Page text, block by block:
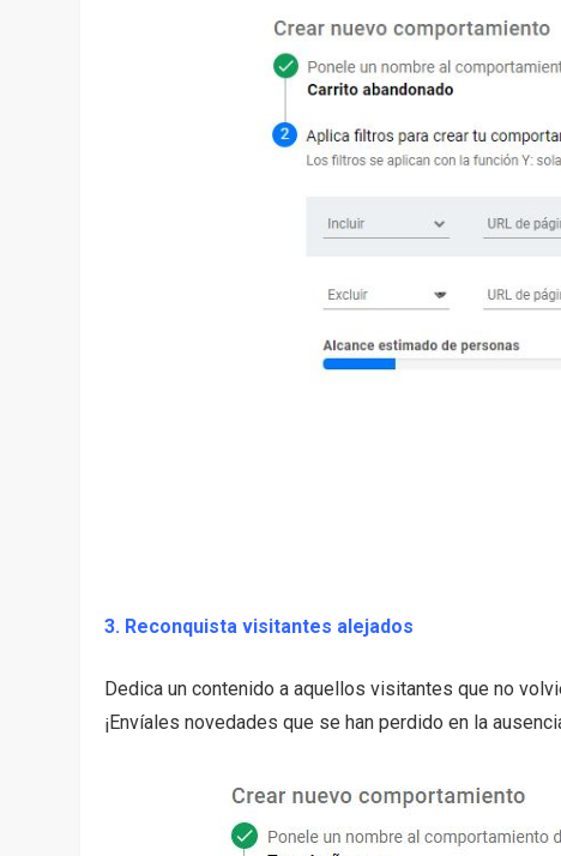
3. Reconquista visitantes alejados
Dedica un contenido a aquellos visitantes que no
¡Envíales novedades que se han perdido en la